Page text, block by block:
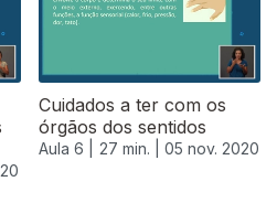
Cuidados a ter com os
órgãos dos sentidos
Aula 6 | 27 min. | 05 nov. 2020